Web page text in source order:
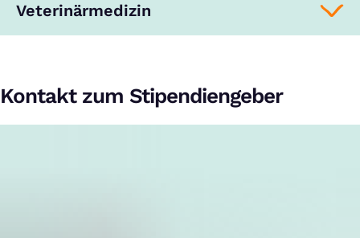
Veterinärmedizin
Kontakt zum Stipendiengeber